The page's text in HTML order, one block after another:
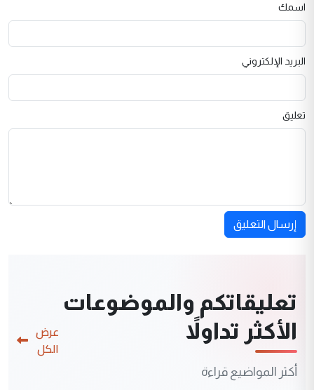
اسمك
البريد الإلكتروني
تعليق
إرسال التعليق
تعليقاتكم والموضوعات
الأكثر تداولاً
أكثر المواضيع قراءة
عرض
الكل